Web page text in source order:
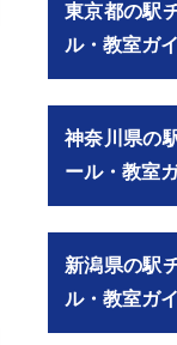
東京都の駅
ル・教室ガ
神奈川県の
ール・教室
新潟県の駅
ル・教室ガ